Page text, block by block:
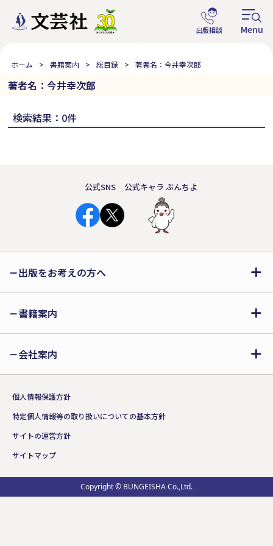
ホーム 書籍案内 総目録 著者名：今井幸次郎
著者名：今井幸次郎
検索結果：0件
公式SNS 公式キャラ ぶんちよ
出版をお考えの方へ
書籍案内
会社案内
個人情報保護方針
特定個人情報等の取り扱いについての基本方針
サイトの運営方針
サイトマップ
Copyright © BUNGEISHA Co.,Ltd.